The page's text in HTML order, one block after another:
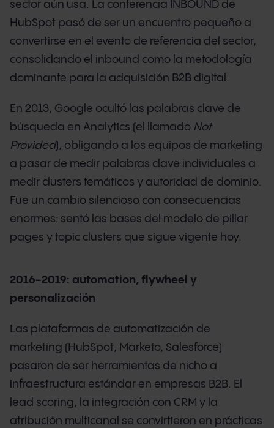
sector aún usa. La conferencia INBOUND de
HubSpot pasó de ser un encuentro pequeño a
convertirse en el evento de referencia del sector,
consolidando el inbound como la metodología
dominante para la adquisición B2B digital.
En 2013, Google ocultó las palabras clave de
búsqueda en Analytics (el llamado Not
Provided), obligando a los equipos de marketing
a pasar de medir palabras clave individuales a
medir clusters temáticos y autoridad de dominio.
Fue un cambio silencioso con consecuencias
enormes: sentó las bases del modelo de pillar
pages y topic clusters que sigue vigente hoy.
2016-2019: automation, flywheel y
personalización
Las plataformas de automatización de
marketing (HubSpot, Marketo, Salesforce)
pasaron de ser herramientas de nicho a
infraestructura estándar en empresas B2B. El
lead scoring, la integración con CRM y la
atribución multicanal se convirtieron en prácticas